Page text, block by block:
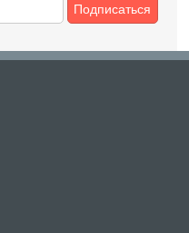
Подписаться